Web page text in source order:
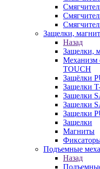
Защелки,
Назад
Защелки,
Механизм
TOUCH
Защёлки
Защелки
Защелки
Защелки
Защелки
Защелки
Магниты
Подъемные
Назад